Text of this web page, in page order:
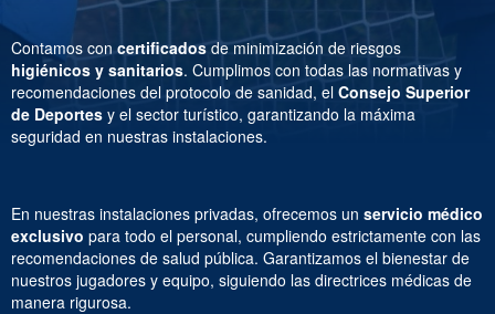
Contamos concertificadosde minimización de riesgos
higiénicos y sanitarios. Cumplimos con todas las normativas y
recomendaciones del protocolo de sanidad, el Consejo Superior
de Deportes y el sector turístico, garantizando la máxima
seguridad en nuestras instalaciones.
En nuestras instalaciones privadas, ofrecemos un servicio médico
exclusivo para todo el personal, cumpliendo estrictamente con las
recomendaciones de salud pública. Garantizamos el bienestar de
nuestros jugadores y equipo, siguiendo las directrices médicas de
manera rigurosa.